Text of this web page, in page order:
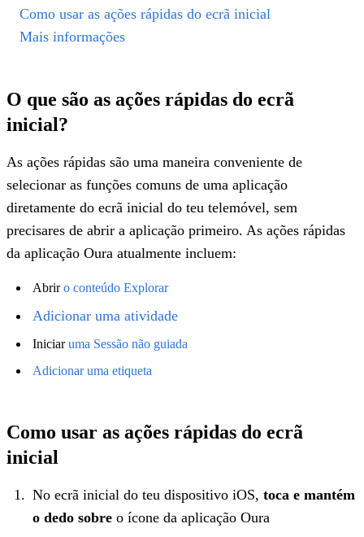
Como usar as ações rápidas do ecrã inicial
Mais informações
O que são as ações rápidas do ecrã
inicial?
As ações rápidas são uma maneira conveniente de
selecionar as funções comuns de uma aplicação
diretamente do ecrã inicial do teu telemóvel, sem
precisares de abrir a aplicação primeiro. As ações rápidas
da aplicação Oura atualmente incluem:
Abriro conteúdo Explorar
Adicionar uma atividade
Iniciaruma Sessão não guiada
Adicionar uma etiqueta
Como usar as ações rápidas do ecrã
inicial
No ecrã inicial do teu dispositivo iOS, toca e mantém
o dedo sobre o ícone da aplicação Oura